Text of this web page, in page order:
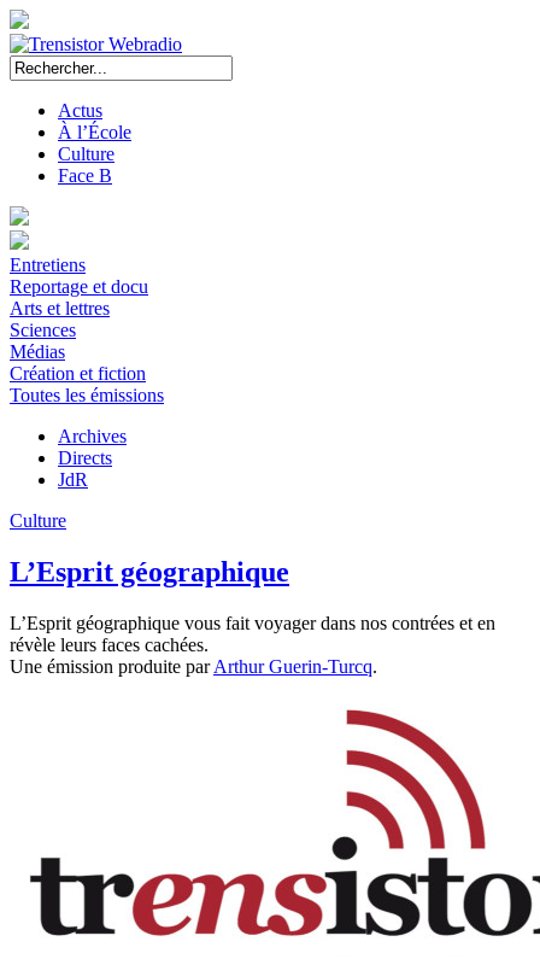
Actus
À l’École
Culture
Face B
Entretiens
Reportage et docu
Arts et lettres
Sciences
Médias
Création et fiction
Toutes les émissions
Archives
Directs
JdR
Culture
L’Esprit géographique
L’Esprit géographique vous fait voyager dans nos contrées et en
révèle leurs faces cachées.
Une émission produite parArthur Guerin-Turcq.